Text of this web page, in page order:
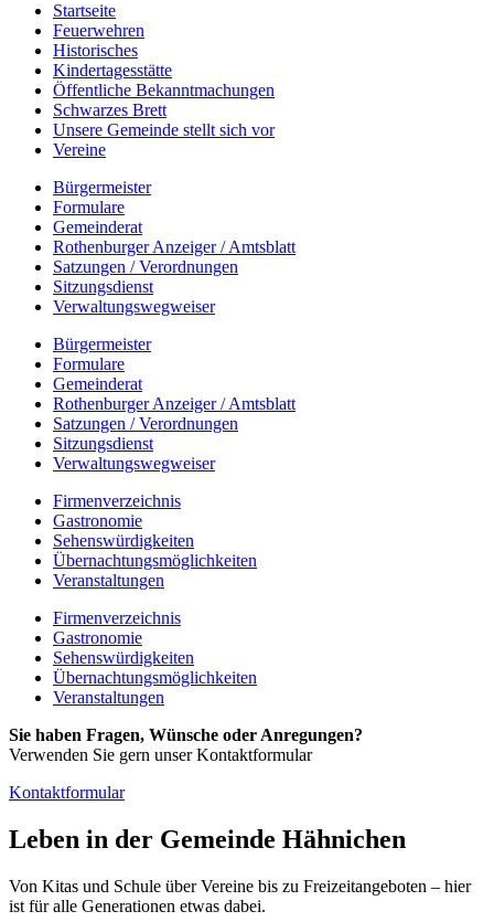
Startseite
Feuerwehren
Historisches
Kindertagesstätte
Öffentliche Bekanntmachungen
Schwarzes Brett
Unsere Gemeinde stellt sich vor
Vereine
Bürgermeister
Formulare
Gemeinderat
Rothenburger Anzeiger / Amtsblatt
Satzungen / Verordnungen
Sitzungsdienst
Verwaltungswegweiser
Bürgermeister
Formulare
Gemeinderat
Rothenburger Anzeiger / Amtsblatt
Satzungen / Verordnungen
Sitzungsdienst
Verwaltungswegweiser
Firmenverzeichnis
Gastronomie
Sehenswürdigkeiten
Übernachtungsmöglichkeiten
Veranstaltungen
Firmenverzeichnis
Gastronomie
Sehenswürdigkeiten
Übernachtungsmöglichkeiten
Veranstaltungen
Sie haben Fragen, Wünsche oder Anregungen?
Verwenden Sie gern unser Kontaktformular
Kontaktformular
Leben in der Gemeinde Hähnichen
Von Kitas und Schule über Vereine bis zu Freizeitangeboten – hier
ist für alle Generationen etwas dabei.